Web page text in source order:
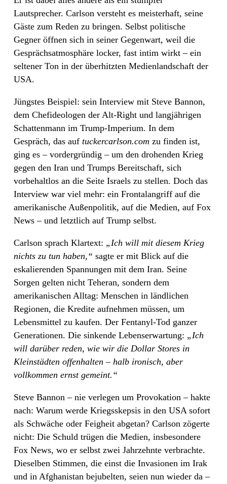
Lautsprecher. Carlson versteht es meisterhaft, seine
Gäste zum Reden zu bringen. Selbst politische
Gegner öffnen sich in seiner Gegenwart, weil die
Gesprächsatmosphäre locker, fast intim wirkt – ein
seltener Ton in der überhitzten Medienlandschaft der
USA.
Jüngstes Beispiel: sein Interview mit Steve Bannon,
dem Chefideologen der Alt-Right und langjährigen
Schattenmann im Trump-Imperium. In dem
Gespräch, das auf tuckercarlson.com zu finden ist,
ging es – vordergründig – um den drohenden Krieg
gegen den Iran und Trumps Bereitschaft, sich
vorbehaltlos an die Seite Israels zu stellen. Doch das
Interview war viel mehr: ein Frontalangriff auf die
amerikanische Außenpolitik, auf die Medien, auf Fox
News – und letztlich auf Trump selbst.
Carlson sprach Klartext: „Ich will mit diesem Krieg
nichts zu tun haben,“ sagte er mit Blick auf die
eskalierenden Spannungen mit dem Iran. Seine
Sorgen gelten nicht Teheran, sondern dem
amerikanischen Alltag: Menschen in ländlichen
Regionen, die Kredite aufnehmen müssen, um
Lebensmittel zu kaufen. Der Fentanyl-Tod ganzer
Generationen. Die sinkende Lebenserwartung: „Ich
will darüber reden, wie wir die Dollar Stores in
Kleinstädten offenhalten – halb ironisch, aber
vollkommen ernst gemeint.“
Steve Bannon – nie verlegen um Provokation – hakte
nach: Warum werde Kriegsskepsis in den USA sofort
als Schwäche oder Feigheit abgetan? Carlson zögerte
nicht: Die Schuld trügen die Medien, insbesondere
Fox News, wo er selbst zwei Jahrzehnte verbrachte.
Dieselben Stimmen, die einst die Invasionen im Irak
und in Afghanistan bejubelten, seien nun wieder da –